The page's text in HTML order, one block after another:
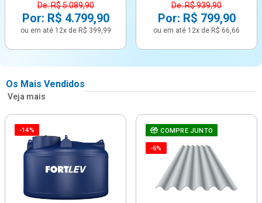
De: R$ 5.089,90
Por: R$ 4.799,90
ou em até 12x de R$ 399,99
De: R$ 939,90
Por: R$ 799,90
ou em até 12x de R$ 66,66
Os Mais Vendidos
Veja mais
-14% COMPRE JUNTO
-6%